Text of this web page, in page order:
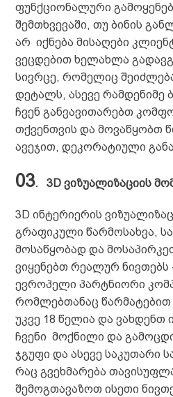
ფუნქციონალური
შემთხვევაში, თუ ბინის
არ იქნება მისაღები
ვეცდებით ხელახლა
სივრცე, რომელიც
დეტალს, ასევე რამდენიმე
ჩვენ განვავითარებთ
თქვენთვის და მოვაწყობთ
ავეჯით, დეკორატიული
03.3D ვიზუალიზაციის
3D ინტერიერის
გრაფიკული წარმოსახვა,
მოსაწყობად და
ვიყენებთ რეალურ
ევროპელი პარტნიორი
რომლებთანაც
უკვე 18 წელია და ვახდენთ
ჩვენი მოქნილი და
ჯგუფი და ასევე საკუთარი
რაც გვეხმარება
შემოგთავაზოთ ისეთი